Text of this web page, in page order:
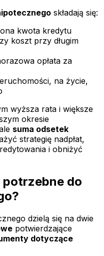
składają się:
kwota kredytu
koszt przy długim
opłata za
na życie,
wyższa rata i większe
okresie
suma odsetek
strategię nadpłat,
i obniżyć
potrzebne do
dzielą się na dwie
potwierdzające
dotyczące